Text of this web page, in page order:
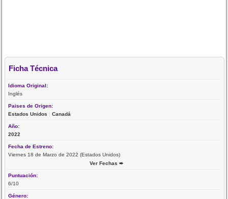
Ficha Técnica
Idioma Original:
Inglés
Paises de Origen:
Estados Unidos |Canadá
Año:
2022
Fecha de Estreno:
Viernes 18 de Marzo de 2022 (Estados Unidos)
Ver Fechas ➨
Puntuación:
6/10
Género: